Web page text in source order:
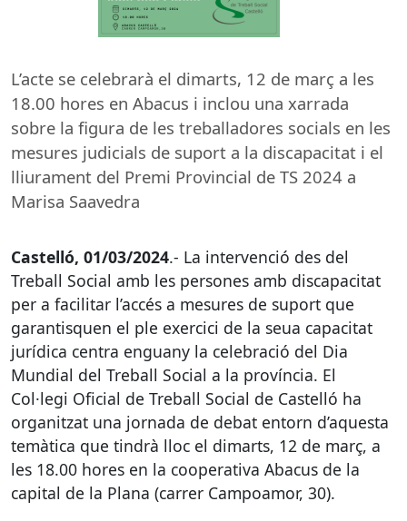
L’acte se celebrarà el dimarts, 12 de març a les
18.00 hores en Abacus i inclou una xarrada
sobre la figura de les treballadores socials en les
mesures judicials de suport a la discapacitat i el
lliurament del Premi Provincial de TS 2024 a
Marisa Saavedra
Castelló, 01/03/2024.- La intervenció des del
Treball Social amb les persones amb discapacitat
per a facilitar l’accés a mesures de suport que
garantisquen el ple exercici de la seua capacitat
jurídica centra enguany la celebració del Dia
Mundial del Treball Social a la província. El
Col·legi Oficial de Treball Social de Castelló ha
organitzat una jornada de debat entorn d’aquesta
temàtica que tindrà lloc el dimarts, 12 de març, a
les 18.00 hores en la cooperativa Abacus de la
capital de la Plana (carrer Campoamor, 30).